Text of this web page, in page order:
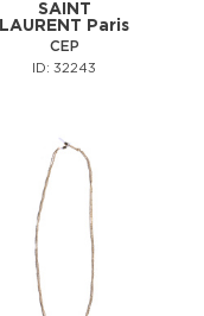
SAINT
LAURENT Paris
СЕР
ID: 32243